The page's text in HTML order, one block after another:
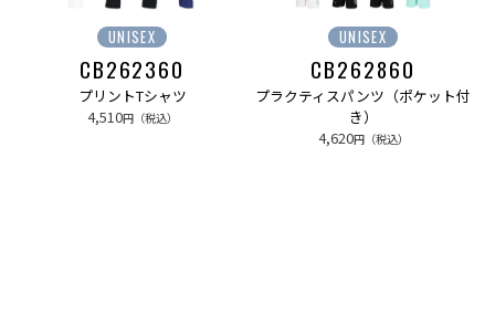
UNISEX
CB262360
プリントTシャツ
4,510円（税込）
UNISEX
CB262860
プラクティスパンツ（ポケット付
き）
4,620円（税込）